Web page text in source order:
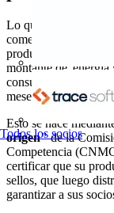
Todos los socios
Lo que hacen las
comercializado una
productores de
montante de
consumido 2.500
meses, el sistema
Esto se hace
origen"de la
Competencia
certificar que su
sellos, que luego
garantizar a sus